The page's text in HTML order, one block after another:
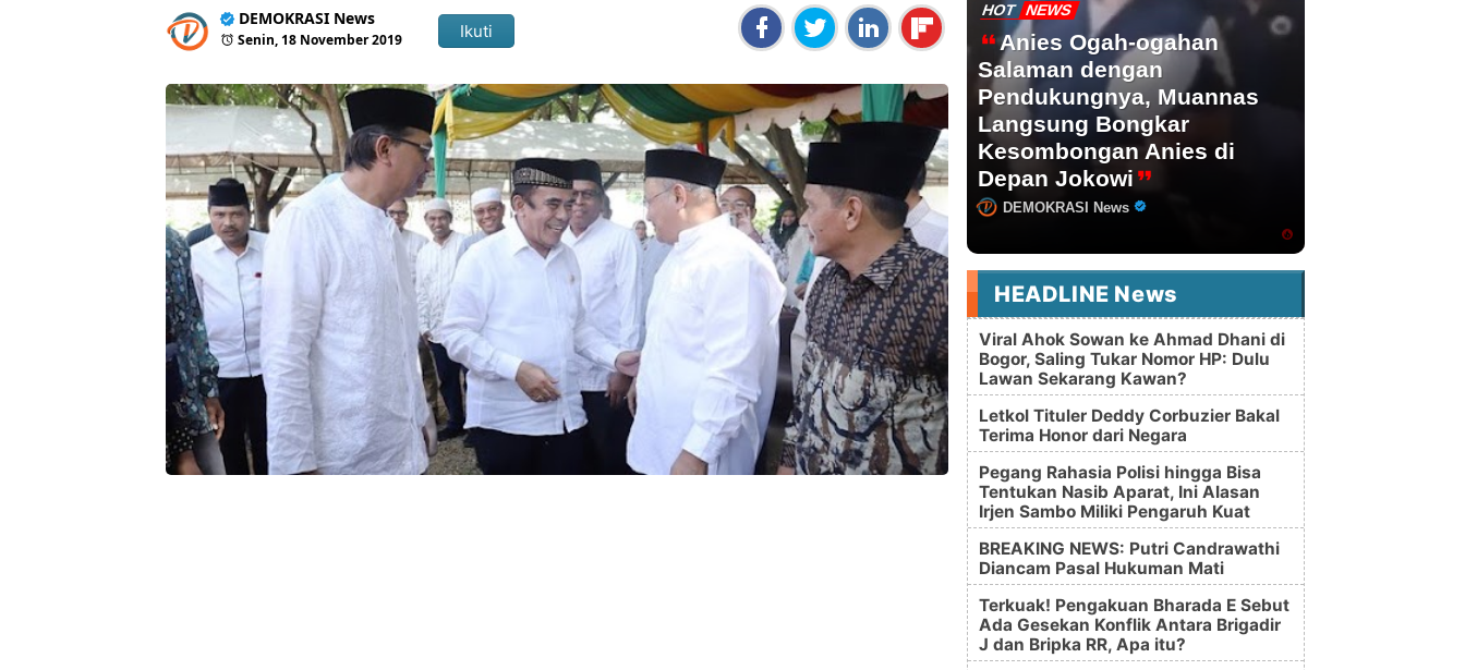
DEMOKRASI News
Senin, 18 November 2019 Ikuti
HOT NEWS
Anies Ogah-ogahan
Salaman dengan
Pendukungnya, Muannas
Langsung Bongkar
Kesombongan Anies di
Depan Jokowi
DEMOKRASI News
HEADLINE News
Viral Ahok Sowan ke Ahmad Dhani di
Bogor, Saling Tukar Nomor HP: Dulu
Lawan Sekarang Kawan?
Letkol Tituler Deddy Corbuzier Bakal
Terima Honor dari Negara
Pegang Rahasia Polisi hingga Bisa
Tentukan Nasib Aparat, Ini Alasan
Irjen Sambo Miliki Pengaruh Kuat
BREAKING NEWS: Putri Candrawathi
Diancam Pasal Hukuman Mati
Terkuak! Pengakuan Bharada E Sebut
Ada Gesekan Konflik Antara Brigadir
J dan Bripka RR, Apa itu?